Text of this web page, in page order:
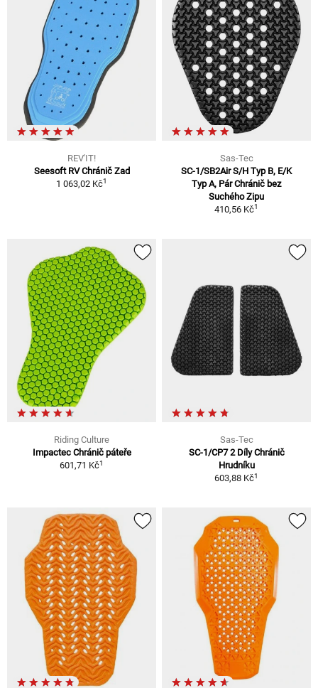
REV'IT!
Seesoft RV Chránič Zad
1 063,02 Kč1
Sas-Tec
SC-1/SB2Air S/H Typ B, E/K
Typ A, Pár Chránič bez
Suchého Zipu
410,56 Kč1
Riding Culture
Impactec Chránič páteře
601,71 Kč1
Sas-Tec
SC-1/CP7 2 Díly Chránič
Hrudníku
603,88 Kč1